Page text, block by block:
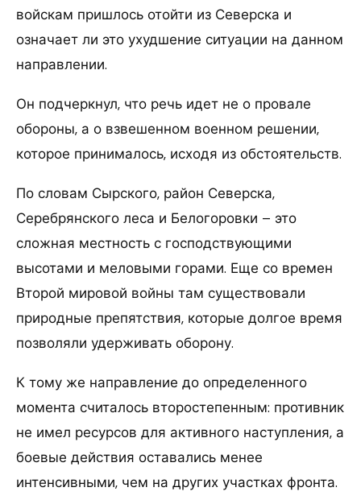
войскам пришлось отойти из Северска и
означает ли это ухудшение ситуации на данном
направлении.
Он подчеркнул, что речь идет не о провале
обороны, а о взвешенном военном решении,
которое принималось, исходя из обстоятельств.
По словам Сырского, район Северска,
Серебрянского леса и Белогоровки – это
сложная местность с господствующими
высотами и меловыми горами. Еще со времен
Второй мировой войны там существовали
природные препятствия, которые долгое время
позволяли удерживать оборону.
К тому же направление до определенного
момента считалось второстепенным: противник
не имел ресурсов для активного наступления, а
боевые действия оставались менее
интенсивными, чем на других участках фронта.